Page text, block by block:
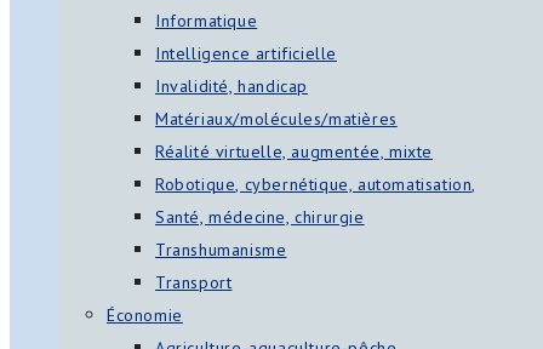
Informatique
Intelligence artificielle
Invalidité, handicap
Matériaux/molécules/matières
Réalité virtuelle, augmentée, mixte
Robotique, cybernétique, automatisation,
Santé, médecine, chirurgie
Transhumanisme
Transport
Économie